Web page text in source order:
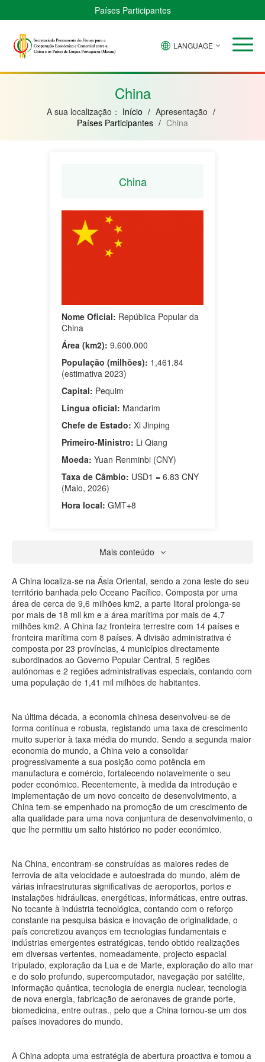
Países Participantes
Verde
Bissau
Guiné
Moçambique
LANGUAGE
China
A sua localização： Início / Apresentação /
Países Participantes / China
China
Nome Oficial: República Popular da
China
Área (km2): 9.600.000
População (milhões): 1,461.84
(estimativa 2023)
Capital: Pequim
Língua oficial: Mandarim
Chefe de Estado: Xi Jinping
Primeiro-Ministro: Li Qiang
Moeda: Yuan Renminbi (CNY)
Taxa de Câmbio: USD1 = 6.83 CNY
(Maio, 2026)
Hora local: GMT+8
Mais conteúdo
A China localiza-se na Ásia Oriental, sendo a zona leste do seu
território banhada pelo Oceano Pacífico. Composta por uma
área de cerca de 9,6 milhões km2, a parte litoral prolonga-se
por mais de 18 mil km e a área marítima por mais de 4,7
milhões km2. A China faz fronteira terrestre com 14 países e
fronteira marítima com 8 países. A divisão administrativa é
composta por 23 províncias, 4 municípios directamente
subordinados ao Governo Popular Central, 5 regiões
autónomas e 2 regiões administrativas especiais, contando com
uma população de 1,41 mil milhões de habitantes.
Na última década, a economia chinesa desenvolveu-se de
forma contínua e robusta, registando uma taxa de crescimento
muito superior à taxa média do mundo. Sendo a segunda maior
economia do mundo, a China veio a consolidar
progressivamente a sua posição como potência em
manufactura e comércio, fortalecendo notavelmente o seu
poder económico. Recentemente, à medida da introdução e
implementação de um novo conceito de desenvolvimento, a
China tem-se empenhado na promoção de um crescimento de
alta qualidade para uma nova conjuntura de desenvolvimento, o
que lhe permitiu um salto histórico no poder económico.
Na China, encontram-se construídas as maiores redes de
ferrovia de alta velocidade e autoestrada do mundo, além de
várias infraestruturas significativas de aeroportos, portos e
instalações hidráulicas, energéticas, informáticas, entre outras.
No tocante à indústria tecnológica, contando com o reforço
constante na pesquisa básica e inovação de originalidade, o
país concretizou avanços em tecnologias fundamentais e
indústrias emergentes estratégicas, tendo obtido realizações
em diversas vertentes, nomeadamente, projecto espacial
tripulado, exploração da Lua e de Marte, exploração do alto mar
e do solo profundo, supercomputador, navegação por satélite,
informação quântica, tecnologia de energia nuclear, tecnologia
de nova energia, fabricação de aeronaves de grande porte,
biomedicina, entre outras., pelo que a China tornou-se um dos
países inovadores do mundo.
A China adopta uma estratégia de abertura proactiva e tomou a